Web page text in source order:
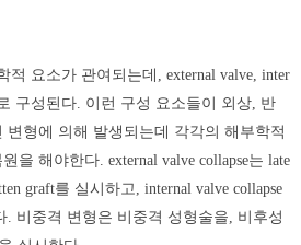
적 요소가 관여되는데, external valve, inter
구성된다. 이런 구성 요소들이 외상, 반
변형에 의해 발생되는데 각각의 해부학적
을 해야한다. external valve collapse는 late
graft를 실시하고, internal valve collapse
. 비중격 변형은 비중격 성형술을, 비후성